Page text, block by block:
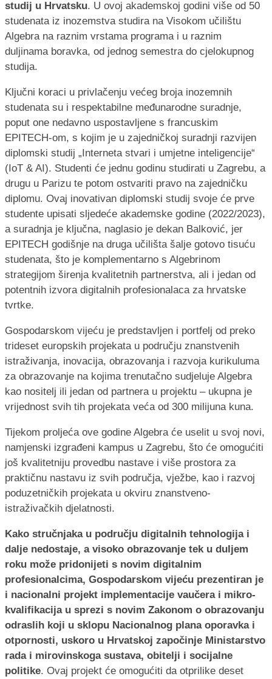
studij u Hrvatsku. U ovoj akademskoj godini više od 50
studenata iz inozemstva studira na Visokom učilištu
Algebra na raznim vrstama programa i u raznim
duljinama boravka, od jednog semestra do cjelokupnog
studija.
Ključni koraci u privlačenju većeg broja inozemnih
studenata su i respektabilne međunarodne suradnje,
poput one nedavno uspostavljene s francuskim
EPITECH-om, s kojim je u zajedničkoj suradnji razvijen
diplomski studij „Interneta stvari i umjetne inteligencije“
(IoT & AI). Studenti će jednu godinu studirati u Zagrebu, a
drugu u Parizu te potom ostvariti pravo na zajedničku
diplomu. Ovaj inovativan diplomski studij svoje će prve
studente upisati sljedeće akademske godine (2022/2023),
a suradnja je ključna, naglasio je dekan Balković, jer
EPITECH godišnje na druga učilišta šalje gotovo tisuću
studenata, što je komplementarno s Algebrinom
strategijom širenja kvalitetnih partnerstva, ali i jedan od
potentnih izvora digitalnih profesionalaca za hrvatske
tvrtke.
Gospodarskom vijeću je predstavljen i portfelj od preko
trideset europskih projekata u području znanstvenih
istraživanja, inovacija, obrazovanja i razvoja kurikuluma
za obrazovanje na kojima trenutačno sudjeluje Algebra
kao nositelj ili jedan od partnera u projektu – ukupna je
vrijednost svih tih projekata veća od 300 milijuna kuna.
Tijekom proljeća ove godine Algebra će uselit u svoj novi,
namjenski izgrađeni kampus u Zagrebu, što će omogućiti
još kvalitetniju provedbu nastave i više prostora za
praktičnu nastavu iz svih područja, vježbe, kao i razvoj
poduzetničkih projekata u okviru znanstveno-
istraživačkih djelatnosti.
Kako stručnjaka u području digitalnih tehnologija i
dalje nedostaje, a visoko obrazovanje tek u duljem
roku može pridonijeti s novim digitalnim
profesionalcima, Gospodarskom vijeću prezentiran je
i nacionalni projekt implementacije vaučera i mikro-
kvalifikacija u sprezi s novim Zakonom o obrazovanju
odraslih koji u sklopu Nacionalnog plana oporavka i
otpornosti, uskoro u Hrvatskoj započinje Ministarstvo
rada i mirovinskoga sustava, obitelji i socijalne
politike. Ovaj projekt će omogućiti da otprilike deset